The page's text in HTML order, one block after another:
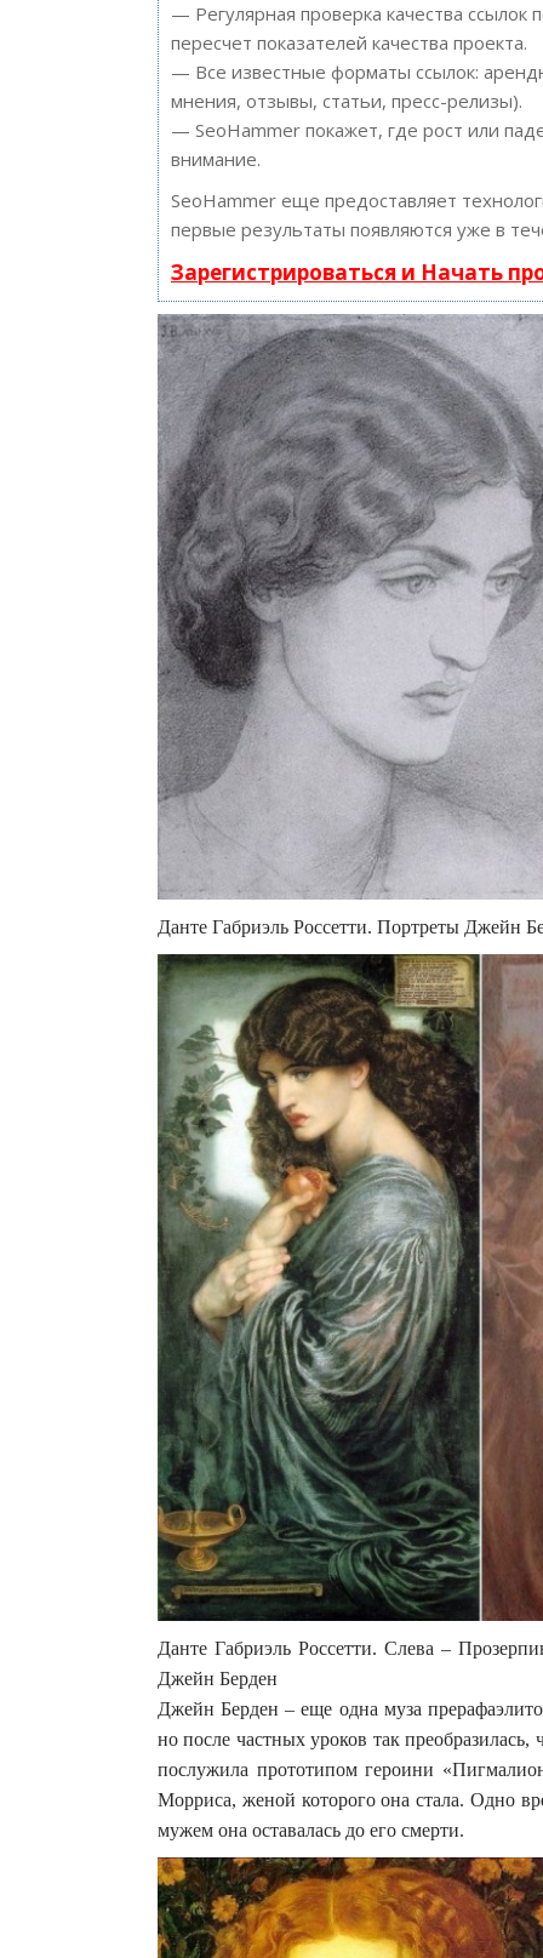
— Регулярная проверка качества
пересчет показателей качества проекта.
— Все известные форматы ссылок:
мнения, отзывы, статьи, пресс-релизы).
— SeoHammer покажет, где рост или
внимание.
SeoHammer еще предоставляет
первые результаты появляются уже в
Зарегистрироваться и Начать
Данте Габриэль Россетти. Портреты Джейн
Данте Габриэль Россетти. Слева –
Джейн Берден
Джейн Берден – еще одна муза
но после частных уроков так
послужила прототипом героини
Морриса, женой которого она стала. Одно
мужем она оставалась до его смерти.